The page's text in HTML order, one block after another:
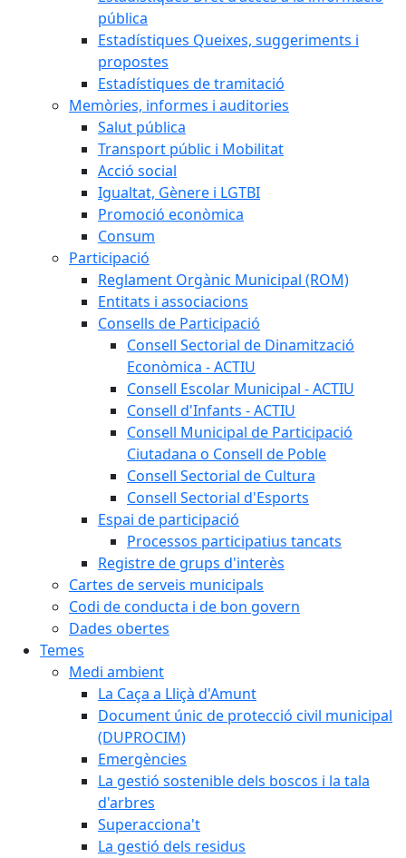
pública
Estadístiques Queixes, suggeriments i
propostes
Estadístiques de tramitació
Memòries, informes i auditories
Salut pública
Transport públic i Mobilitat
Acció social
Igualtat, Gènere i LGTBI
Promoció econòmica
Consum
Participació
Reglament Orgànic Municipal (ROM)
Entitats i associacions
Consells de Participació
Consell Sectorial de Dinamització
Econòmica - ACTIU
Consell Escolar Municipal - ACTIU
Consell d'Infants - ACTIU
Consell Municipal de Participació
Ciutadana o Consell de Poble
Consell Sectorial de Cultura
Consell Sectorial d'Esports
Espai de participació
Processos participatius tancats
Registre de grups d'interès
Cartes de serveis municipals
Codi de conducta i de bon govern
Dades obertes
Temes
Medi ambient
La Caça a Lliçà d'Amunt
Document únic de protecció civil municipal
(DUPROCIM)
Emergències
La gestió sostenible dels boscos i la tala
d'arbres
Superacciona't
La gestió dels residus